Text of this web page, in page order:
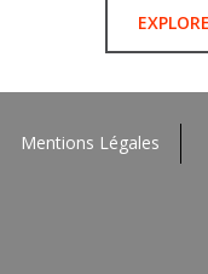
Mentions Légales